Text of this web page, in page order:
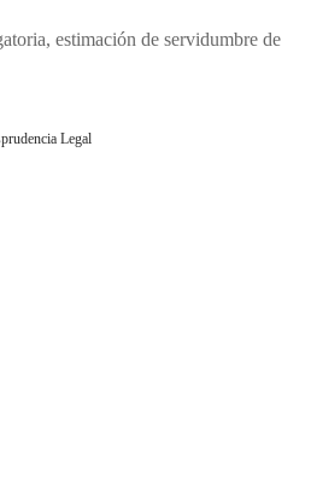
estimación de servidumbre de
Legal